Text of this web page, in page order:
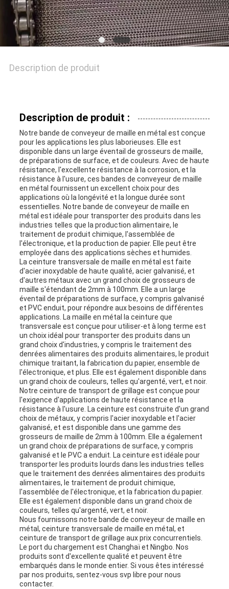
DU
SITE
PRIVACY
Description de produit
Description de produit :
Notre bande de conveyeur de maille en métal est conçue
pour les applications les plus laborieuses. Elle est
disponible dans un large éventail de grosseurs de maille,
de préparations de surface, et de couleurs. Avec de haute
résistance, l'excellente résistance à la corrosion, et la
résistance à l'usure, ces bandes de conveyeur de maille
en métal fournissent un excellent choix pour des
applications où la longévité et la longue durée sont
essentielles. Notre bande de conveyeur de maille en
métal est idéale pour transporter des produits dans les
industries telles que la production alimentaire, le
traitement de produit chimique, l'assemblée de
l'électronique, et la production de papier. Elle peut être
employée dans des applications sèches et humides.
La ceinture transversale de maille en métal est faite
d'acier inoxydable de haute qualité, acier galvanisé, et
d'autres métaux avec un grand choix de grosseurs de
maille s'étendant de 2mm à 100mm. Elle a un large
éventail de préparations de surface, y compris galvanisé
et PVC enduit, pour répondre aux besoins de différentes
applications. La maille en métal la ceinture que
transversale est conçue pour utiliser-et à long terme est
un choix idéal pour transporter des produits dans un
grand choix d'industries, y compris le traitement des
denrées alimentaires des produits alimentaires, le produit
chimique traitant, la fabrication du papier, ensemble de
l'électronique, et plus. Elle est également disponible dans
un grand choix de couleurs, telles qu'argenté, vert, et noir.
Notre ceinture de transport de grillage est conçue pour
l'exigence d'applications de haute résistance et la
résistance à l'usure. La ceinture est construite d'un grand
choix de métaux, y compris l'acier inoxydable et l'acier
galvanisé, et est disponible dans une gamme des
grosseurs de maille de 2mm à 100mm. Elle a également
un grand choix de préparations de surface, y compris
galvanisé et le PVC a enduit. La ceinture est idéale pour
transporter les produits lourds dans les industries telles
que le traitement des denrées alimentaires des produits
alimentaires, le traitement de produit chimique,
l'assemblée de l'électronique, et la fabrication du papier.
Elle est également disponible dans un grand choix de
couleurs, telles qu'argenté, vert, et noir.
Nous fournissons notre bande de conveyeur de maille en
métal, ceinture transversale de maille en métal, et
ceinture de transport de grillage aux prix concurrentiels.
Le port du chargement est Changhaï et Ningbo. Nos
produits sont d'excellente qualité et peuvent être
embarqués dans le monde entier. Si vous êtes intéressé
par nos produits, sentez-vous svp libre pour nous
contacter.